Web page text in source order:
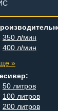
350 л/мин
400 л/мин
»
50 литров
100 литров
200 литров